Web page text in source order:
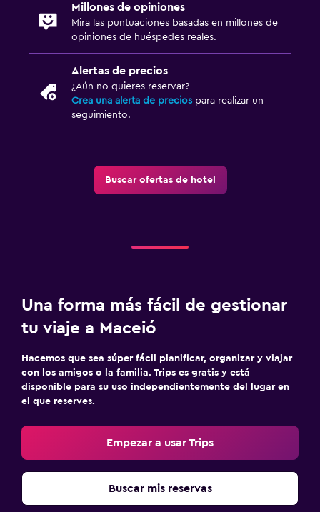
Millones de opiniones
Mira las puntuaciones basadas en millones de
opiniones de huéspedes reales.
Alertas de precios
¿Aún no quieres reservar?
Crea una alerta de precios para realizar un
seguimiento.
Buscar ofertas de hotel
Una forma más fácil de gestionar
tu viaje a Maceió
Hacemos que sea súper fácil planificar, organizar y viajar
con los amigos o la familia. Trips es gratis y está
disponible para su uso independientemente del lugar en
el que reserves.
Empezar a usar Trips
Buscar mis reservas